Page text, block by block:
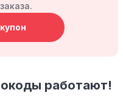
работают!